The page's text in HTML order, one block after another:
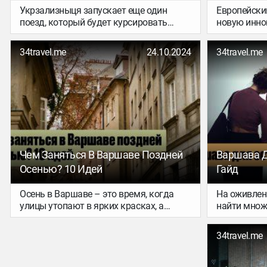
чтобы не
Гайд по
пончиками
но если ты
сладкой
хочется
десяток
сладкая
интересный
Укрзализныця запускает еще один
поезд, который будет курсировать
между Украиной и Польшей, а точнее —
между Львовом и Варшавой.
новую
названием
внешних
34travel.me 24.10.2024
Чем Заняться В Варшаве Поздней
Осенью? 10 Идей
Осень в Варшаве – это время, когда
улицы утопают в ярких красках, а
культурная жизнь начинает бурлить с
34travel.me
Варшава
Гайд
На
найти
бок-о-бок
34travel.me